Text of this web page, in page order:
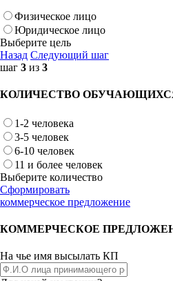
Физическое лицо
Юридическое лицо
Выберите цель
Назад Следующий шаг
шаг 3 из 3
КОЛИЧЕСТВО
1-2 человека
3-5 человек
6-10 человек
11 и более человек
Выберите количество
Сформировать
коммерческое предложение
КОММЕРЧЕСКОЕ
На чье имя высылать КП